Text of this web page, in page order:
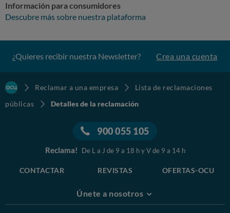
Información para consumidores
Descubre más sobre nuestra plataforma
¿Quieres recibir nuestra Newsletter? Crea una cuenta
Reclamar a una empresa
Lista de reclamaciones
públicas
Detalles de la reclamación
900 055 105
Reclama! De L a J de 9 a 18 h y V de 9 a 14 h
CONTACTAR REVISTAS OFERTAS-OCU
Únete a nosotros